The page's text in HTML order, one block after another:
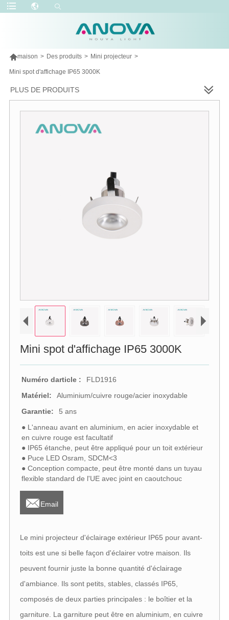
maison > Des produits > Mini projecteur >
Mini spot d'affichage IP65 3000K
PLUS DE PRODUITS
Mini spot d'affichage IP65 3000K
Numéro darticle :
FLD1916
Matériel:
Aluminium/cuivre rouge/acier inoxydable
Garantie:
5 ans
● L'anneau avant en aluminium, en acier inoxydable et
en cuivre rouge est facultatif
● IP65 étanche, peut être appliqué pour un toit extérieur
● Puce LED Osram, SDCM<3
● Conception compacte, peut être monté dans un tuyau
flexible standard de l'UE avec joint en caoutchouc
Email
Le mini projecteur d'éclairage extérieur IP65 pour avant-
toits est une si belle façon d'éclairer votre maison. Ils
peuvent fournir juste la bonne quantité d'éclairage
d'ambiance. Ils sont petits, stables, classés IP65,
composés de deux parties principales : le boîtier et la
garniture. La garniture peut être en aluminium, en cuivre